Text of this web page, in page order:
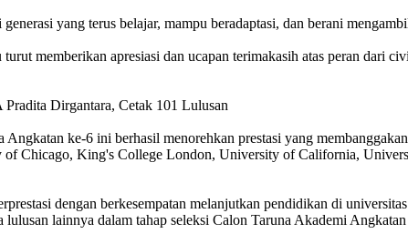
yang terus belajar, mampu beradaptasi, dan berani
memberikan apresiasi dan ucapan terimakasih atas peran
ke-6 ini berhasil menorehkan prestasi yang
Chicago, King's College London, University of California,
dengan berkesempatan melanjutkan pendidikan di
lulusan lainnya dalam tahap seleksi Calon Taruna Akademi